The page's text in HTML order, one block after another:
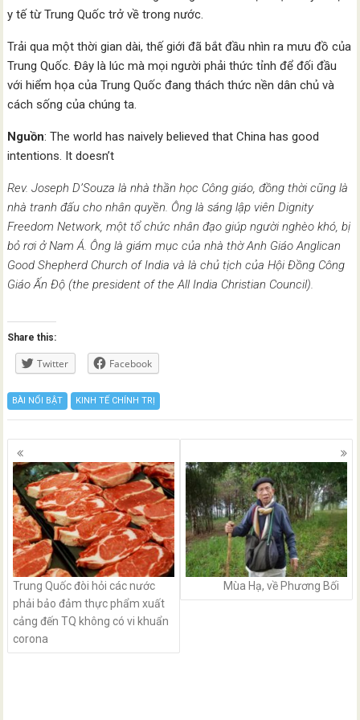
y tế từ Trung Quốc trở về trong nước.
Trải qua một thời gian dài, thế giới đã bắt đầu nhìn ra mưu đồ của
Trung Quốc. Đây là lúc mà mọi người phải thức tỉnh để đối đầu
với hiểm họa của Trung Quốc đang thách thức nền dân chủ và
cách sống của chúng ta.
Nguồn: The world has naively believed that China has good
intentions. It doesn’t
Rev. Joseph D’Souza là nhà thần học Công giáo, đồng thời cũng là
nhà tranh đấu cho nhân quyền. Ông là sáng lập viên Dignity
Freedom Network, một tổ chức nhân đạo giúp người nghèo khó, bị
bỏ rơi ở Nam Á. Ông là giám mục của nhà thờ Anh Giáo Anglican
Good Shepherd Church of India và là chủ tịch của Hội Đồng Công
Giáo Ấn Độ (the president of the All India Christian Council).
Share this:
Twitter Facebook
BÀI NỔI BẬT KINH TẾ CHÍNH TRỊ
Posts
navigation
Trung Quốc đòi hỏi các nước
phải bảo đảm thực phẩm xuất
cảng đến TQ không có vi khuẩn
corona
Mùa Hạ, về Phương Bối